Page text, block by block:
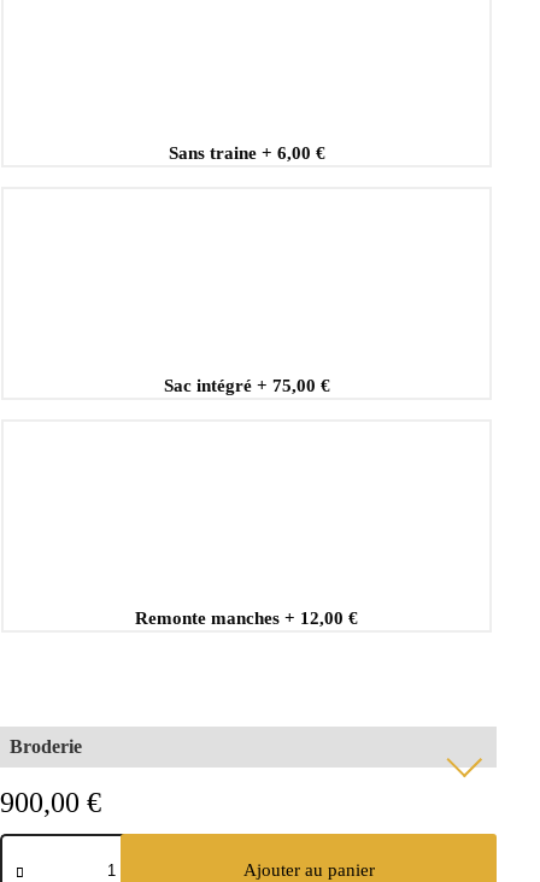
Sans traine + 6,00 €
Sac intégré + 75,00 €
Remonte manches+ 12,00 €
Broderie
900,00 €
quantité
Ajouter au panier